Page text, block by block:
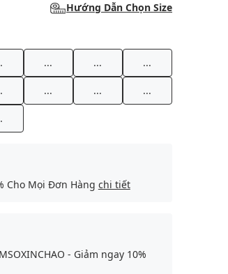
Hướng Dẫn Chọn Size
... ... ...
... ... ...
Cho Mọi Đơn Hàng chi tiết
- Giảm ngay 10%